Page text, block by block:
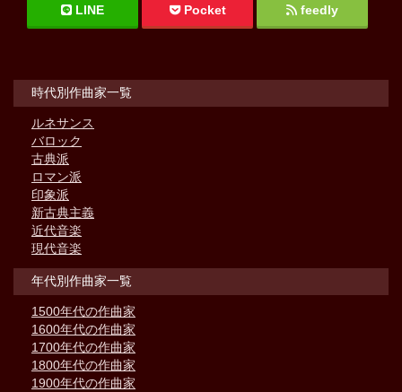
LINE Pocket feedly
時代別作曲家一覧
ルネサンス
バロック
古典派
ロマン派
印象派
新古典主義
近代音楽
現代音楽
年代別作曲家一覧
1500年代の作曲家
1600年代の作曲家
1700年代の作曲家
1800年代の作曲家
1900年代の作曲家